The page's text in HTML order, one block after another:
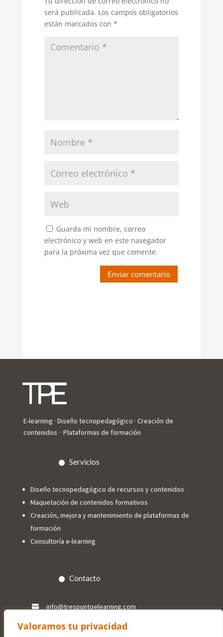
Valoramos tu privacidad
será publicada. Los campos obligatorios
están marcados con *
Guarda mi nombre, correo
electrónico y web en este navegador
para la próxima vez que comente.
Enviar comentario
E-learning · Diseño tecnopedagógico · Creación de
contenidos · Plataformas de formación
Servicios
Diseño tecnopedagógico de recursos y contenidos
Maquetación de contenidos formativos
Creación, mejora y mantenimiento de plataformas de
formación
Consultoría e-learning
Contacto
 info@trespuntoelearning.com
 +34 618 84 88 11